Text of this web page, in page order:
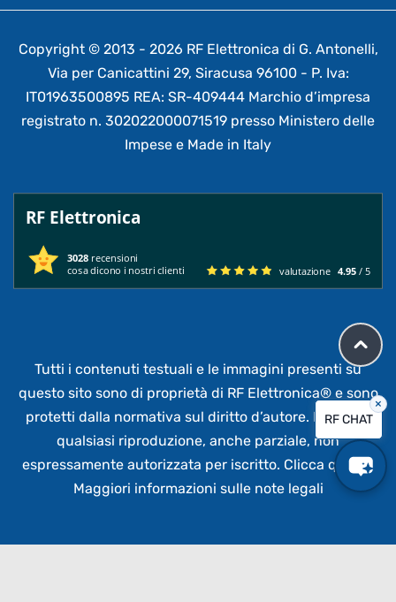
Copyright © 2013 - 2026 RF Elettronica di G. Antonelli,
Via per Canicattini 29, Siracusa 96100 - P. Iva:
IT01963500895 REA: SR-409444 Marchio d’impresa
registrato n. 302022000071519 presso Ministero delle
Impese e Made in Italy
RF Elettronica
3028 recensioni
cosa dicono i nostri clienti
valutazione 4.95 / 5
Tutti i contenuti testuali e le immagini presenti su
questo sito sono di proprietà di RF Elettronica® e sono
protetti dalla normativa sul diritto d’autore. È vietata
qualsiasi riproduzione, anche parziale, non
espressamente autorizzata per iscritto. Clicca qui per
Maggiori informazioni sulle note legali
RF CHAT
×